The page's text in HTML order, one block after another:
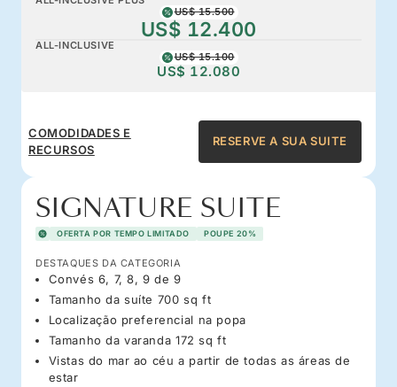
US$ 15.500
US$ 12.400
ALL-INCLUSIVE
US$ 15.100
US$ 12.080
COMODIDADES E
RECURSOS
RESERVE A SUA SUITE
SIGNATURE SUITE
OFERTA POR TEMPO LIMITADO POUPE 20%
DESTAQUES DA CATEGORIA
Convés 6, 7, 8, 9 de 9
Tamanho da suíte 700 sq ft
Localização preferencial na popa
Tamanho da varanda 172 sq ft
Vistas do mar ao céu a partir de todas as áreas de
estar